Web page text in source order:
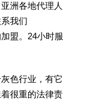
洲各地代理人
我们
盟。24小时服
色行业，有它
很重的法律责